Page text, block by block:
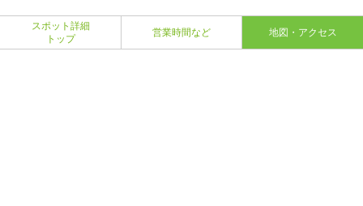
スポット詳細
トップ
営業時間など 地図・アクセス